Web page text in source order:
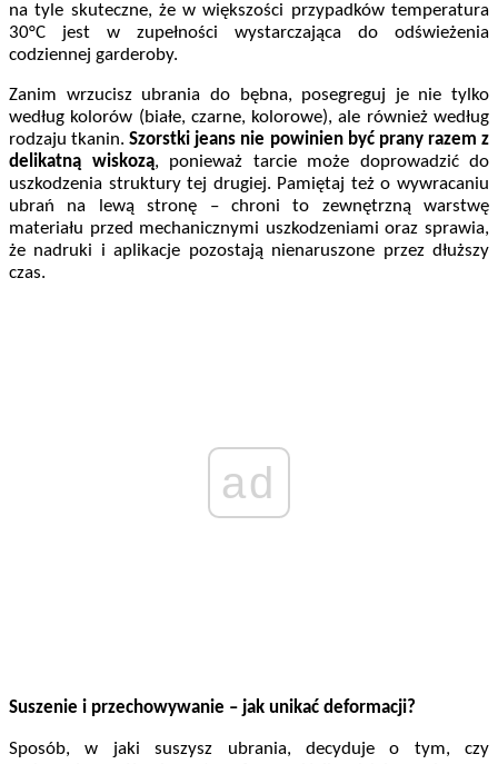
na tyle skuteczne, że w większości przypadków temperatura
30°C jest w zupełności wystarczająca do odświeżenia
codziennej garderoby.
Zanim wrzucisz ubrania do bębna, posegreguj je nie tylko
według kolorów (białe, czarne, kolorowe), ale również według
rodzaju tkanin.Szorstki jeans nie powinien być prany razem z
delikatną wiskozą, ponieważ tarcie może doprowadzić do
uszkodzenia struktury tej drugiej. Pamiętaj też o wywracaniu
ubrań na lewą stronę – chroni to zewnętrzną warstwę
materiału przed mechanicznymi uszkodzeniami oraz sprawia,
że nadruki i aplikacje pozostają nienaruszone przez dłuższy
czas.
ad
Suszenie i przechowywanie – jak unikać deformacji?
Sposób, w jaki suszysz ubrania, decyduje o tym, czy